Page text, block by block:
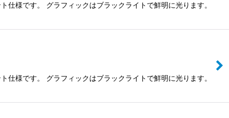
様です。 グラフィックはブラックライトで鮮明に光ります。
様です。 グラフィックはブラックライトで鮮明に光ります。